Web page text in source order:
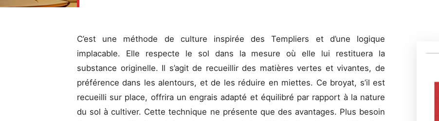
C’est une méthode de culture inspirée des Templiers et d’une logique
implacable. Elle respecte le sol dans la mesure où elle lui restituera la
substance originelle. Il s’agit de recueillir des matières vertes et vivantes, de
préférence dans les alentours, et de les réduire en miettes. Ce broyat, s’il est
recueilli sur place, offrira un engrais adapté et équilibré par rapport à la nature
du sol à cultiver. Cette technique ne présente que des avantages. Plus besoin